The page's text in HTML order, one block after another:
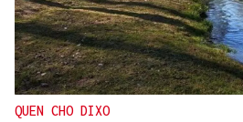
QUEN CHO DIXO